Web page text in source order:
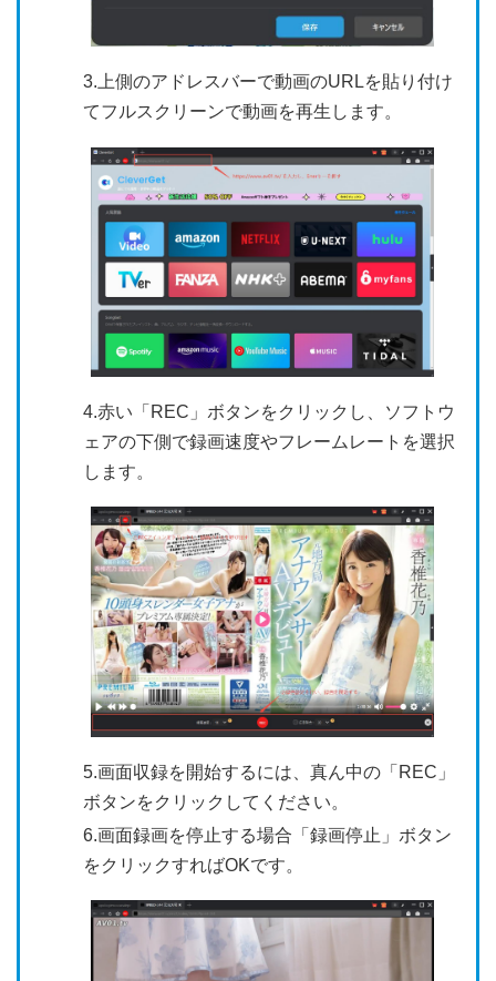
3.上側のアドレスバーで動画のURLを貼り付け
てフルスクリーンで動画を再生します。
4.赤い「REC」ボタンをクリックし、ソフトウ
ェアの下側で録画速度やフレームレートを選択
します。
5.画面収録を開始するには、真ん中の「REC」
ボタンをクリックしてください。
6.画面録画を停止する場合「録画停止」ボタン
をクリックすればOKです。